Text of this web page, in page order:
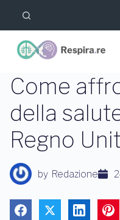
l
l
c
n
t
e
n
t
o
Come
della
Regno
by Redazione